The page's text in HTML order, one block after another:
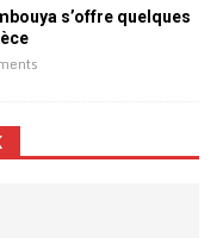
s’offre quelques